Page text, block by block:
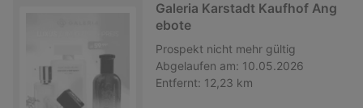
Galeria Karstadt Kaufhof Ang
ebote
Prospekt nicht mehr gültig
Abgelaufen am: 10.05.2026
Entfernt: 12,23 km